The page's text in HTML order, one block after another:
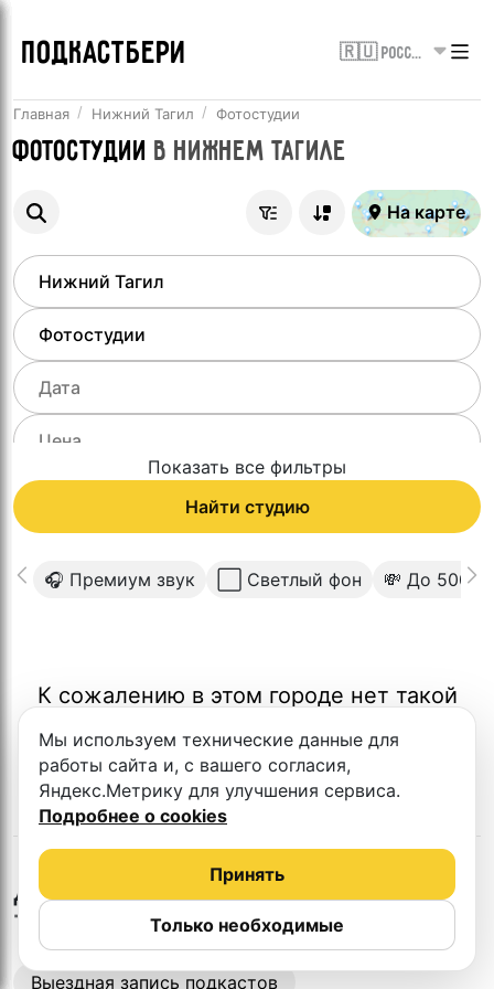
ПОДКАСТБЕРИ 🇷🇺 Россия
Главная Нижний Тагил Фотостудии
Фотостудии в Нижнем Тагиле
На карте
Показать все фильтры
Найти студию
🎧 Премиум звук ⬜️ Светлый фон 💸 До 5000
К сожалению в этом городе нет такой
Другие студии в Нижнем
Тагиле
Выездная запись подкастов
Мы используем технические данные для
работы сайта и, с вашего согласия,
Яндекс.Метрику для улучшения сервиса.
Подробнее о cookies
Только необходимые
Принять